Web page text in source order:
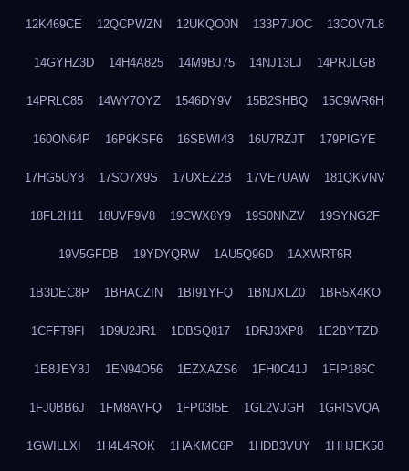
12K469CE 12QCPWZN 12UKQO0N 133P7UOC 13COV7L8
14GYHZ3D 14H4A825 14M9BJ75 14NJ13LJ 14PRJLGB
14PRLC85 14WY7OYZ 1546DY9V 15B2SHBQ 15C9WR6H
160ON64P 16P9KSF6 16SBWI43 16U7RZJT 179PIGYE
17HG5UY8 17SO7X9S 17UXEZ2B 17VE7UAW 181QKVNV
18FL2H11 18UVF9V8 19CWX8Y9 19S0NNZV 19SYNG2F
19V5GFDB 19YDYQRW 1AU5Q96D 1AXWRT6R
1B3DEC8P 1BHACZIN 1BI91YFQ 1BNJXLZ0 1BR5X4KO
1CFFT9FI 1D9U2JR1 1DBSQ817 1DRJ3XP8 1E2BYTZD
1E8JEY8J 1EN94O56 1EZXAZS6 1FH0C41J 1FIP186C
1FJ0BB6J 1FM8AVFQ 1FP03I5E 1GL2VJGH 1GRISVQA
1GWILLXI 1H4L4ROK 1HAKMC6P 1HDB3VUY 1HHJEK58